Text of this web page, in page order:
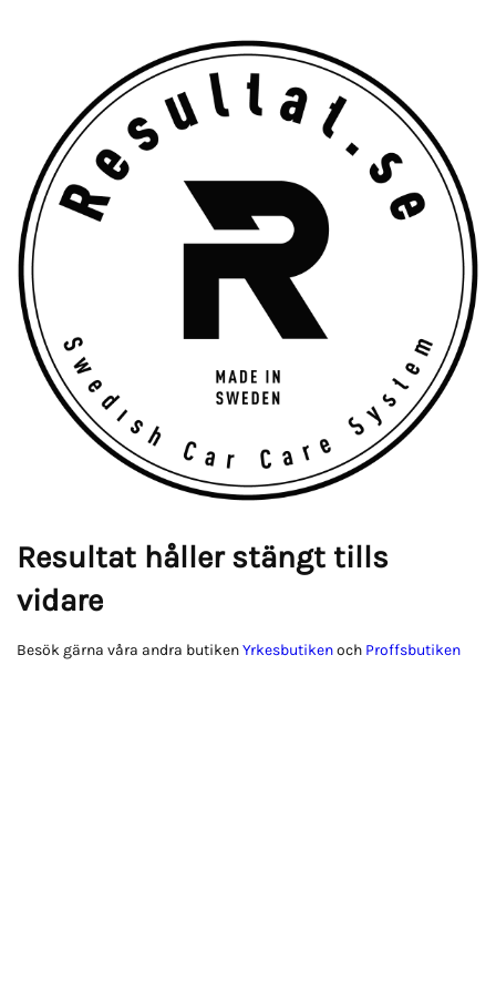
Resultat håller stängt tills
vidare
Besök gärna våra andra butikenYrkesbutikenoch Proffsbutiken